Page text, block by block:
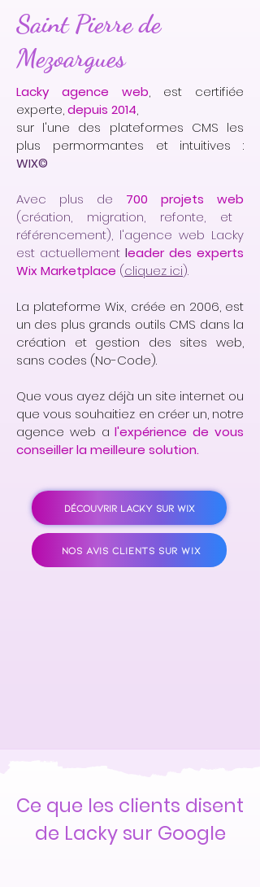
Saint Pierre de
Mezoargues
Lacky agence web, est certifiée
experte,depuis 2014,
sur l'une des plateformes CMS les
plus permormantes et intuitives :
WIX©
Avec plus de
700 projets web
(création, migration, refonte, et
référencement), l'agence web Lacky
est actuellement leader des experts
Wix Marketplace (cliquez ici).
La plateforme Wix, créée en 2006, est
un des plus grands outils CMS dans la
création et gestion des sites web,
sans codes (No-Code).
Que vous ayez déjà un site internet ou
que vous souhaitiez en créer un, notre
agence web al'expérience de vous
conseiller la meilleure solution.
DÉCOUVRIR LACKY SUR WIX
NOS AVIS CLIENTS SUR WIX
Ce que les clients disent
de Lacky sur Google